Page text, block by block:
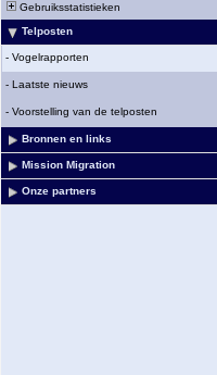
Gebruiksstatistieken
Telposten
- Vogelrapporten
- Laatste nieuws
- Voorstelling van de telposten
Bronnen en links
Mission Migration
Onze partners